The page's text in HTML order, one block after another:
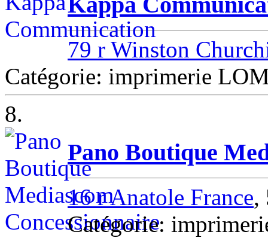
79 r Winston
Catégorie: imprimerie
8.
Pano Boutique
16 r Anatole France,
Catégorie: